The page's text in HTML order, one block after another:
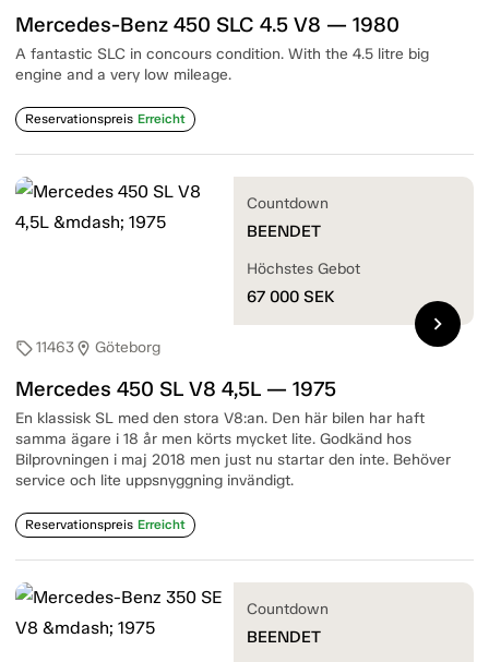
Mercedes-Benz 450 SLC 4.5 V8 — 1980
A fantastic SLC in concours condition. With the 4.5 litre big
engine and a very low mileage.
Reservationspreis Erreicht
sell11463location_on Göteborg
Mercedes 450 SL V8 4,5L — 1975
En klassisk SL med den stora V8:an. Den här bilen har haft
samma ägare i 18 år men körts mycket lite. Godkänd hos
Bilprovningen i maj 2018 men just nu startar den inte. Behöver
service och lite uppsnyggning invändigt.
Reservationspreis Erreicht
Countdown
BEENDET
Höchstes Gebot
67 000 SEK
chevron_right
Countdown
BEENDET